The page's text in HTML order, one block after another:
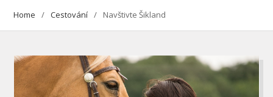
Home Cestování Navštivte Šikland